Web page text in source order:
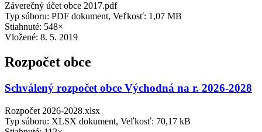
Záverečný účet obce 2017.pdf
Typ súboru: PDF dokument, Veľkosť: 1,07 MB
Stiahnuté: 548×
Vložené: 8. 5. 2019
Rozpočet obce
Schválený rozpočet obce Východná na r. 2026-2028
Rozpočet 2026-2028.xlsx
Typ súboru: XLSX dokument, Veľkosť: 70,17 kB